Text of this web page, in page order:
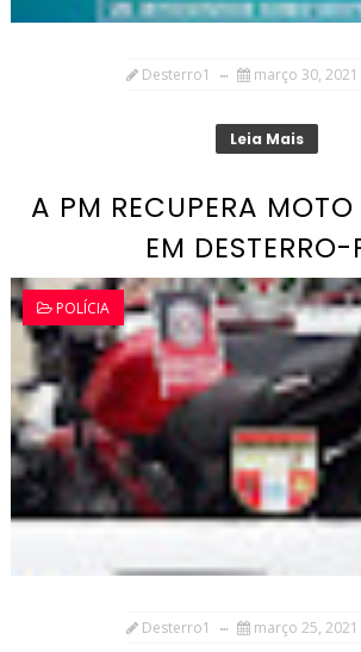
Desterro1 março 30, 2021
Leia Mais
A PM RECUPERA
EM DESTERRO-
POLÍCIA
Desterro1 março 25, 2021